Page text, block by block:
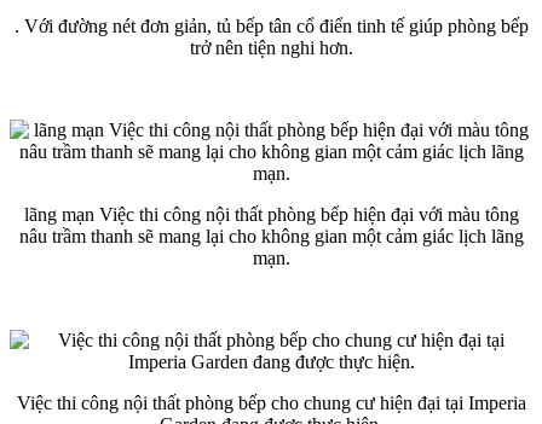
. Với đường nét đơn giản, tủ bếp tân cổ điển tinh tế giúp phòng bếp
trở nên tiện nghi hơn.
lãng mạn Việc thi công nội thất phòng bếp hiện đại với màu tông
nâu trầm thanh sẽ mang lại cho không gian một cảm giác lịch lãng
mạn.
Việc thi công nội thất phòng bếp cho chung cư hiện đại tại Imperia